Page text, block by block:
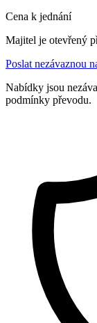
Cena k jednání
Majitel je otevřený
Poslat nezávaznou
Nabídky jsou
podmínky převodu.